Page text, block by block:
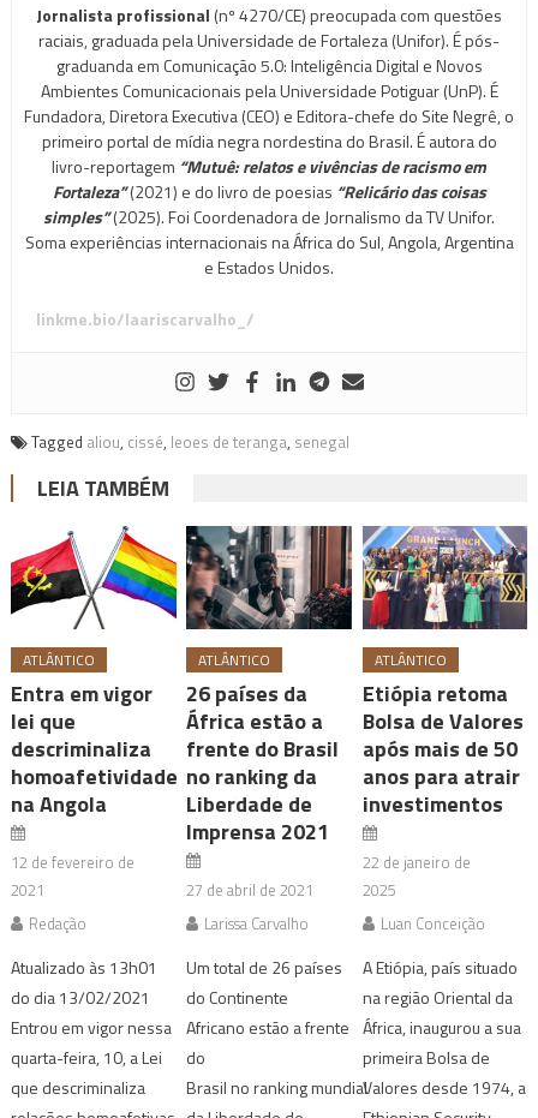
Jornalista profissional (nº 4270/CE) preocupada com questões
raciais, graduada pela Universidade de Fortaleza (Unifor). É pós-
graduanda em Comunicação 5.0: Inteligência Digital e Novos
Ambientes Comunicacionais pela Universidade Potiguar (UnP). É
Fundadora, Diretora Executiva (CEO) e Editora-chefe do Site Negrê, o
primeiro portal de mídia negra nordestina do Brasil. É autora do
livro-reportagem “Mutuê: relatos e vivências de racismo em
Fortaleza”(2021) e do livro de poesias “Relicário das coisas
simples”(2025). Foi Coordenadora de Jornalismo da TV Unifor.
Soma experiências internacionais na África do Sul, Angola, Argentina
e Estados Unidos.
linkme.bio/laariscarvalho_/
Tagged aliou, cissé, leoes de teranga, senegal
LEIA TAMBÉM
ATLÂNTICO
Entra em vigor
lei que
descriminaliza
homoafetividade
na Angola
12 de fevereiro de
2021
Redação
Atualizado às 13h01
do dia 13/02/2021
Entrou em vigor nessa
quarta-feira, 10, a Lei
que descriminaliza
ATLÂNTICO
26 países da
África estão a
frente do Brasil
no ranking da
Liberdade de
Imprensa 2021
27 de abril de 2021
Larissa Carvalho
Um total de 26 países
do Continente
Africano estão a frente
do
Brasil no ranking mundial
ATLÂNTICO
Etiópia retoma
Bolsa de Valores
após mais de 50
anos para atrair
investimentos
22 de janeiro de
2025
Luan Conceição
A Etiópia, país situado
na região Oriental da
África, inaugurou a sua
primeira Bolsa de
Valores desde 1974, a